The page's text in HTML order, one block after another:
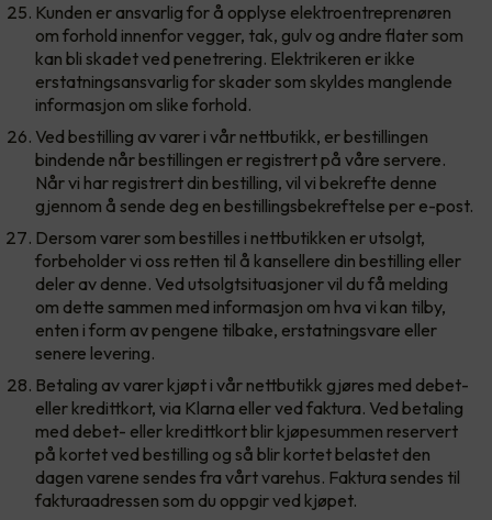
Kunden er ansvarlig for å opplyse elektroentreprenøren
om forhold innenfor vegger, tak, gulv og andre flater som
kan bli skadet ved penetrering. Elektrikeren er ikke
erstatningsansvarlig for skader som skyldes manglende
informasjon om slike forhold.
Ved bestilling av varer i vår nettbutikk, er bestillingen
bindende når bestillingen er registrert på våre servere.
Når vi har registrert din bestilling, vil vi bekrefte denne
gjennom å sende deg en bestillingsbekreftelse per e-post.
Dersom varer som bestilles i nettbutikken er utsolgt,
forbeholder vi oss retten til å kansellere din bestilling eller
deler av denne. Ved utsolgtsituasjoner vil du få melding
om dette sammen med informasjon om hva vi kan tilby,
enten i form av pengene tilbake, erstatningsvare eller
senere levering.
Betaling av varer kjøpt i vår nettbutikk gjøres med debet-
eller kredittkort, via Klarna eller ved faktura. Ved betaling
med debet- eller kredittkort blir kjøpesummen reservert
på kortet ved bestilling og så blir kortet belastet den
dagen varene sendes fra vårt varehus. Faktura sendes til
fakturaadressen som du oppgir ved kjøpet.